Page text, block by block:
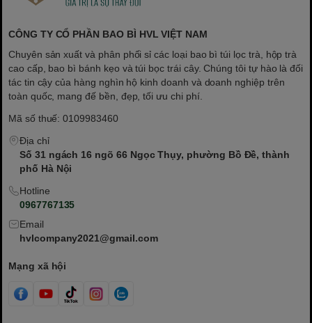
CÔNG TY CỔ PHẦN BAO BÌ HVL VIỆT NAM
Chuyên sản xuất và phân phối sỉ các loại bao bì túi lọc trà, hộp trà
cao cấp, bao bì bánh kẹo và túi bọc trái cây. Chúng tôi tự hào là đối
tác tin cậy của hàng nghìn hộ kinh doanh và doanh nghiệp trên
toàn quốc, mang đế bền, đẹp, tối ưu chi phí.
Mã số thuế: 0109983460
Địa chỉ
Số 31 ngách 16 ngõ 66 Ngọc Thụy, phường Bồ Đề, thành
phố Hà Nội
Hotline
0967767135
Email
hvlcompany2021@gmail.com
Mạng xã hội